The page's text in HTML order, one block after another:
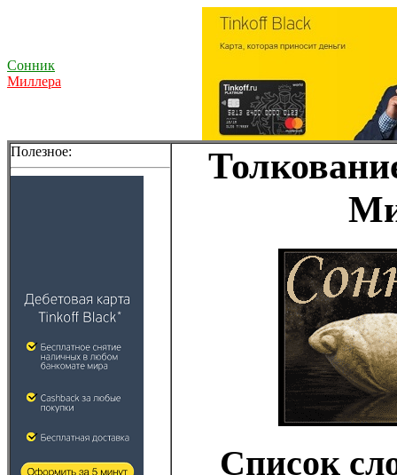
Сонник
Миллера
Полезное:
Список